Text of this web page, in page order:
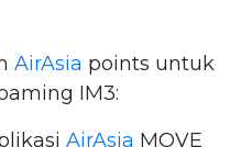
AirAsia points untuk
IM3:
AirAsia MOVE